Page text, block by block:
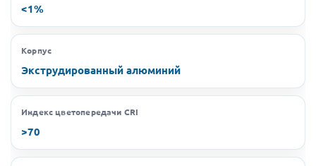
<1%
Корпус
Экструдированный алюминий
Индекс цветопередачи CRI
>70